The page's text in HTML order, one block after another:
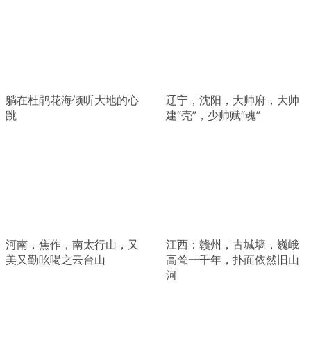
躺在杜鹃花海倾听大地的心
跳
辽宁，沈阳，大帅府，大帅
建“壳”，少帅赋“魂”
河南，焦作，南太行山，又
美又勤吆喝之云台山
江西：赣州，古城墙，巍峨
高耸一千年，扑面依然旧山
河